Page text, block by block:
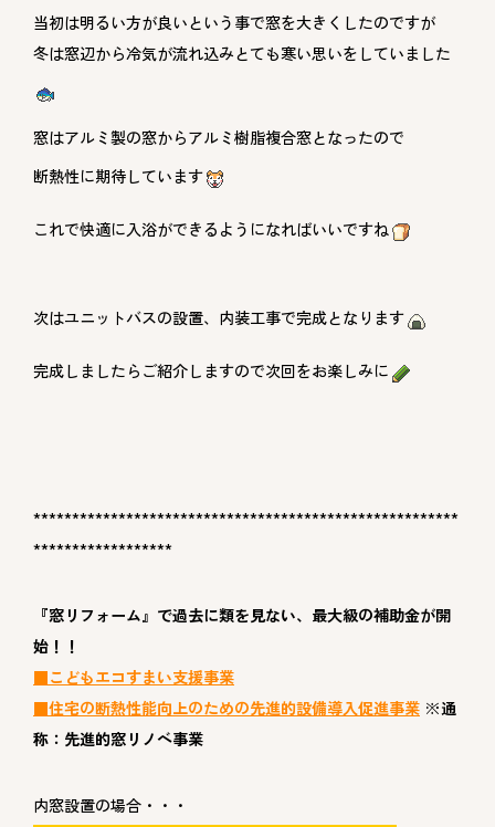
当初は明るい方が良いという事で窓を大きくしたのですが
冬は窓辺から冷気が流れ込みとても寒い思いをしていました
窓はアルミ製の窓からアルミ樹脂複合窓となったので
断熱性に期待しています
これで快適に入浴ができるようになればいいですね
次はユニットバスの設置、内装工事で完成となります
完成しましたらご紹介しますので次回をお楽しみに
*******************************************************
******************
『窓リフォーム』で過去に類を見ない、最大級の補助金が開
始！！
■こどもエコすまい支援事業
■住宅の断熱性能向上のための先進的設備導入促進事業 ※通
称：先進的窓リノベ事業
内窓設置の場合・・・